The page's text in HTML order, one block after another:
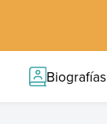
Biografías